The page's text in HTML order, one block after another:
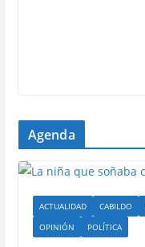
Agenda
ACTUALIDAD CABILDO
OPINIÓN
POLÍTICA